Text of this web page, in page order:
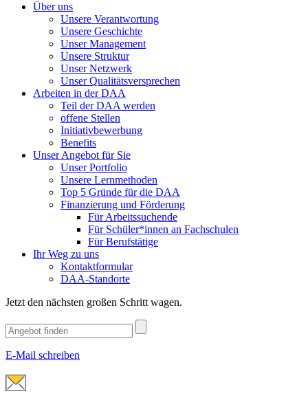
Über uns
Unsere Verantwortung
Unsere Geschichte
Unser Management
Unsere Struktur
Unser Netzwerk
Unser Qualitätsversprechen
Arbeiten in der DAA
Teil der DAA werden
offene Stellen
Initiativbewerbung
Benefits
Unser Angebot für Sie
Unser Portfolio
Unsere Lernmethoden
Top 5 Gründe für die DAA
Finanzierung und Förderung
Für Arbeitssuchende
Für Schüler*innen an Fachschulen
Für Berufstätige
Ihr Weg zu uns
Kontaktformular
DAA-Standorte
Jetzt den nächsten großen Schritt wagen.
E-Mail schreiben